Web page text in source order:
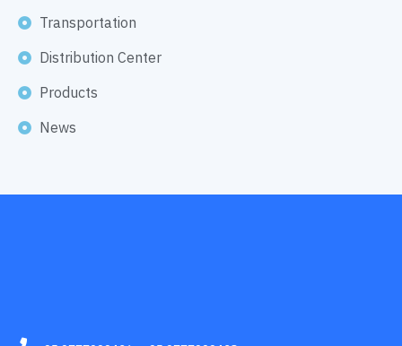
Transportation
Distribution Center
Products
News